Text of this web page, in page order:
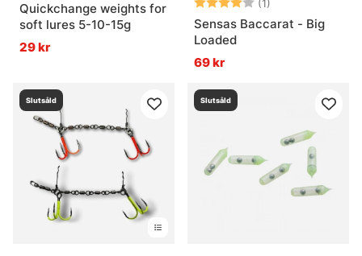
Quickchange weights for
soft lures 5-10-15g
29 kr
(1)
Sensas Baccarat - Big
Loaded
69 kr
Slutsåld Slutsåld